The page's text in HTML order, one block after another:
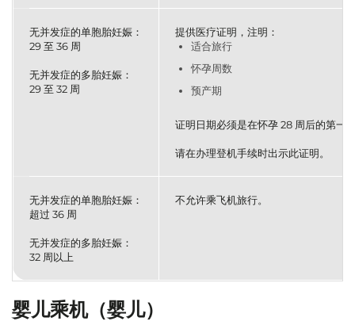
无并发症的单胞胎妊娠：
29 至 36 周
无并发症的多胎妊娠：
29 至 32 周
提供医疗证明，注明：
适合旅行
怀孕周数
预产期
证明日期必须是在怀孕 28 周后的第一
请在办理登机手续时出示此证明。
无并发症的单胞胎妊娠：
超过 36 周
无并发症的多胎妊娠：
32 周以上
不允许乘飞机旅行。
婴儿乘机（婴儿）